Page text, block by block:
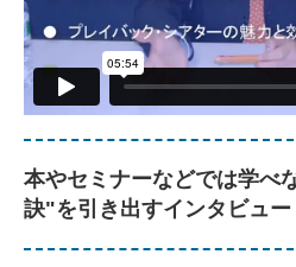
本やセミナーなどでは学べ
訣"を引き出すインタビュー